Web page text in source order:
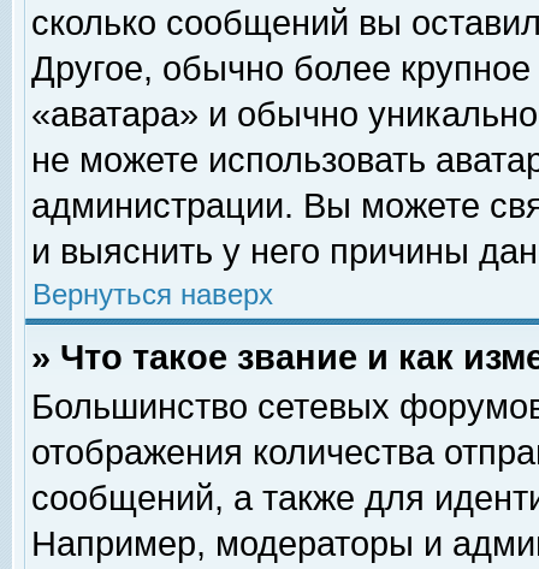
сколько сообщений вы
Другое, обычно более
«аватара» и обычно
не можете использовать
администрации. Вы можете
и выяснить у него причины
Вернуться наверх
» Что такое звание и как
Большинство сетевых
отображения количества
сообщений, а также для
Например, модераторы и